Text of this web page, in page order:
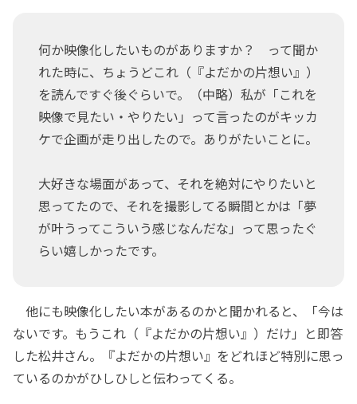
何か映像化したいものがありますか？ って聞か
れた時に、ちょうどこれ（『よだかの片想い』）
を読んですぐ後ぐらいで。（中略）私が「これを
映像で見たい・やりたい」って言ったのがキッカ
ケで企画が走り出したので。ありがたいことに。
大好きな場面があって、それを絶対にやりたいと
思ってたので、それを撮影してる瞬間とかは「夢
が叶うってこういう感じなんだな」って思ったぐ
らい嬉しかったです。
他にも映像化したい本があるのかと聞かれると、「今は
ないです。もうこれ（『よだかの片想い』）だけ」と即答
した松井さん。『よだかの片想い』をどれほど特別に思っ
ているのかがひしひしと伝わってくる。